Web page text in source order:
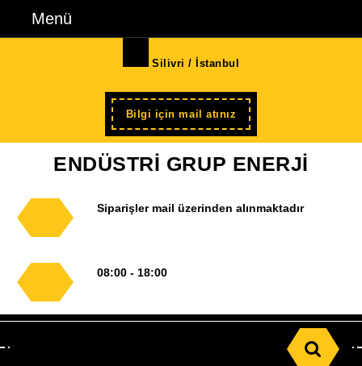
Menü
Silivri / İstanbul
Bilgi için mail atınız Şimdi
kayıt
ENDÜSTRİ GRUP ENERJİ
Siparişler mail üzerinden alınmaktadır
08:00 - 18:00